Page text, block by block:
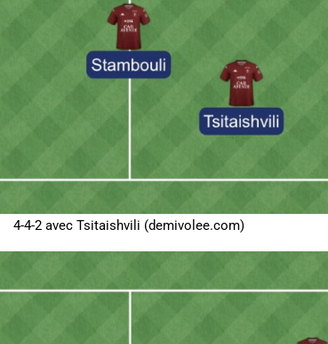
4-4-2 avec Tsitaishvili (demivolee.com)